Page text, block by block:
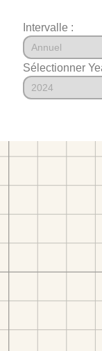
Intervalle :
Sélectionner